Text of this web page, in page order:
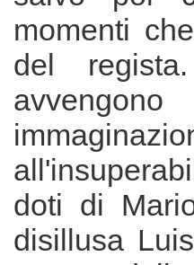
momenti
del
doti di
disillusa